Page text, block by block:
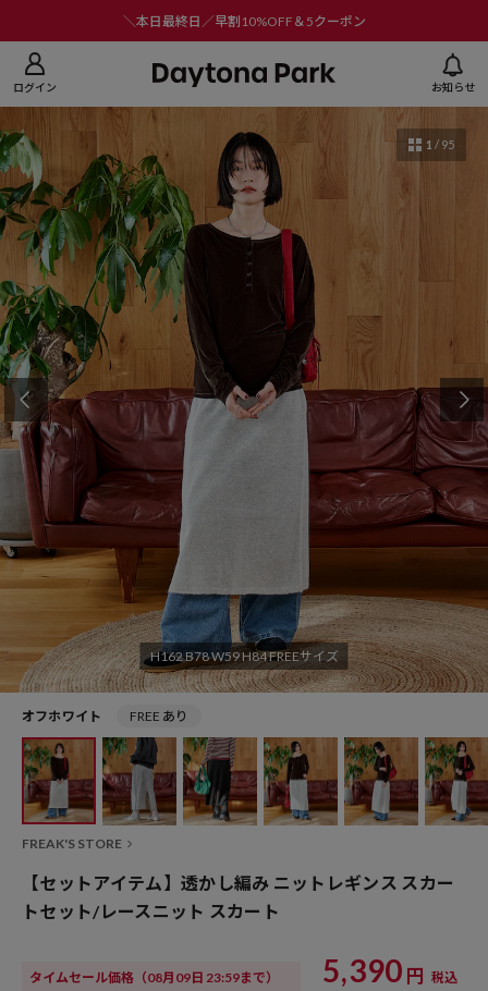
＼本日最終日／早割10%OFF＆5クーポン
ログイン お知らせ
H162 B78 W59 H84 FREEサイズ
1 / 95
オフホワイト FREE あり
FREAK'S STORE
【セットアイテム】透かし編み ニットレギンス スカー
トセット/レースニット スカート
タイムセール価格 （08月09日 23:59まで） 5,390 円 税込